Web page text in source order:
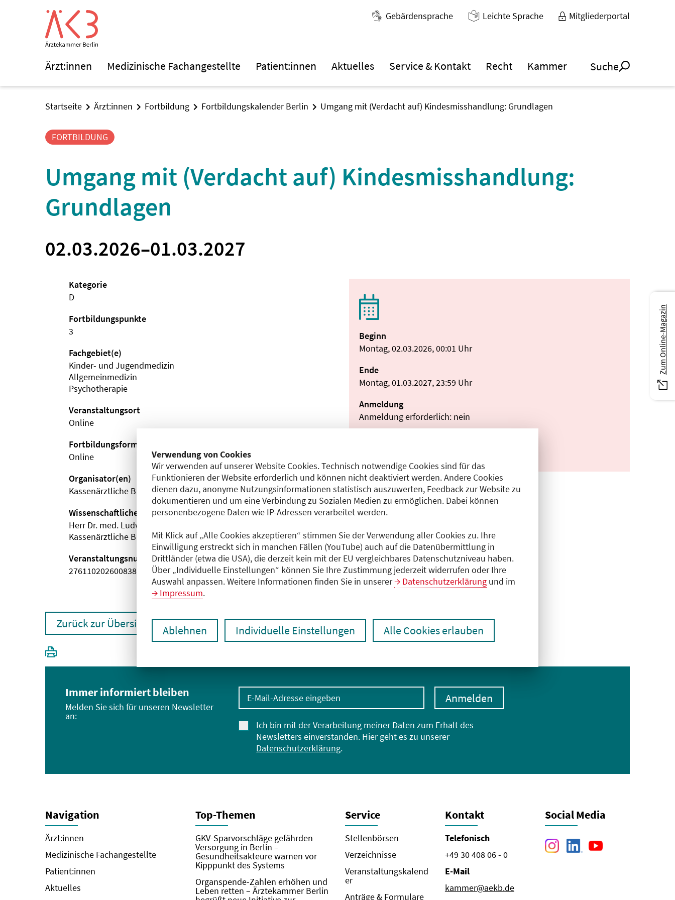
Verwendung von Cookies
Wir verwenden auf unserer Website Cookies. Technisch notwendige Cookies sind für das
Funktionieren der Website erforderlich und können nicht deaktiviert werden. Andere Cookies
dienen dazu, anonyme Nutzungsinformationen statistisch auszuwerten, Feedback zur Website zu
dokumentieren und um eine Verbindung zu Sozialen Medien zu ermöglichen. Dabei können
personenbezogene Daten wie IP-Adressen verarbeitet werden.
Mit Klick auf „Alle Cookies akzeptieren“ stimmen Sie der Verwendung aller Cookies zu. Ihre
Einwilligung erstreckt sich in manchen Fällen (YouTube) auch auf die Datenübermittlung in
Drittländer (etwa die USA), die derzeit kein mit der EU vergleichbares Datenschutzniveau haben.
Über „Individuelle Einstellungen“ können Sie Ihre Zustimmung jederzeit widerrufen oder Ihre
Auswahl anpassen. Weitere Informationen finden Sie in unserer
Datenschutzerklärung und im
Impressum.
Ablehnen Individuelle Einstellungen Alle Cookies erlauben
Gebärdensprache Leichte Sprache Mitgliederportal
Ärzt:innen Medizinische Fachangestellte Patient:innen Aktuelles Service & Kontakt Recht Kammer Suche
Startseite Ärzt:innen Fortbildung Fortbildungskalender Berlin Umgang mit (Verdacht auf) Kindesmisshandlung: Grundlagen
FORTBILDUNG
Umgang mit (Verdacht auf) Kindesmisshandlung:
Grundlagen
02.03.2026–01.03.2027
Beginn
Montag, 02.03.2026, 00:01 Uhr
Ende
Montag, 01.03.2027, 23:59 Uhr
Anmeldung
Anmeldung erforderlich: nein
Dokumente
Programm (PDF)
Kategorie
D
Fortbildungspunkte
3
Fachgebiet(e)
Kinder- und Jugendmedizin
Allgemeinmedizin
Psychotherapie
Veranstaltungsort
Online
Fortbildungsformat
Online
Organisator(en)
Kassenärztliche Bundesvereinigung
Wissenschaftliche Leitung
Herr Dr. med. Ludwig Hofmann
Kassenärztliche Bundesvereinigung
Veranstaltungsnummer
2761102026008380005
Zurück zur Übersicht
Immer informiert bleiben
Melden Sie sich für unseren Newsletter
an:
E-Mail-Adresse eingeben
Ich bin mit der Verarbeitung meiner Daten zum Erhalt des
Newsletters einverstanden. Hier geht es zu unserer
Datenschutzerklärung.
Anmelden
Navigation
Ärzt:innen
Medizinische Fachangestellte
Patient:innen
Aktuelles
Top-Themen
GKV-Sparvorschläge gefährden
Versorgung in Berlin –
Gesundheitsakteure warnen vor
Kipppunkt des Systems
Organspende-Zahlen erhöhen und
Leben retten – Ärztekammer Berlin
Service
Stellenbörsen
Verzeichnisse
Veranstaltungskalend
er
Anträge & Formulare
Kontakt
Telefonisch
+49 30 408 06 - 0
E-Mail
kammer@aekb.de
Social Media
Zum Online-Magazin